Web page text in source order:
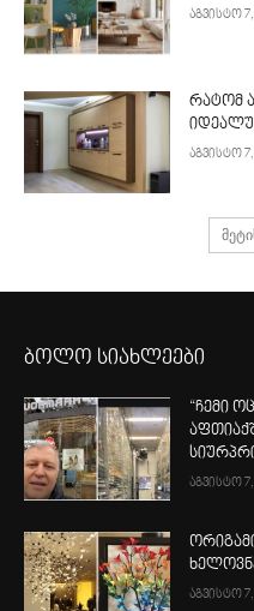
აგვისტო 7,
რატომ
აგვისტო 7,
ბოლო სიახლეები
“ჩემი
აგვისტო 7,
აგვისტო 7,